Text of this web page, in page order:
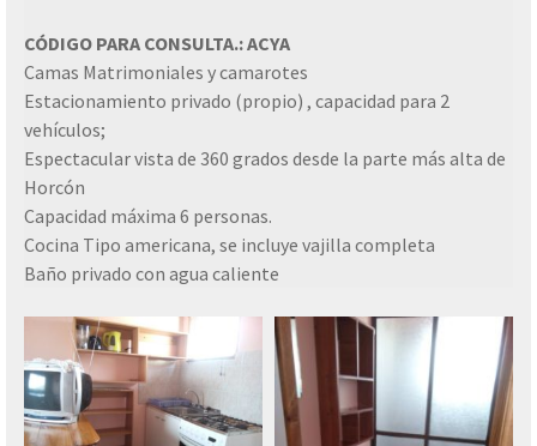
CÓDIGO PARA CONSULTA.: ACYA
Camas Matrimoniales y camarotes
Estacionamiento privado (propio) , capacidad para 2
vehículos;
Espectacular vista de 360 grados desde la parte más alta de
Horcón
Capacidad máxima 6 personas.
Cocina Tipo americana, se incluye vajilla completa
Baño privado con agua caliente